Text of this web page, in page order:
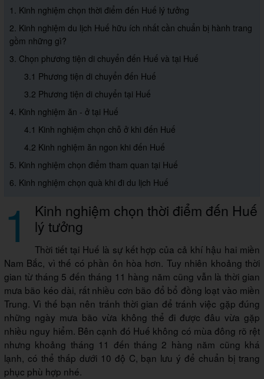
1. Kinh nghiệm chọn thời điểm đến Huế lý tưởng
2. Kinh nghiệm du lịch Huế hữu ích nhất cần chuẩn bị hành trang
gồm những gì?
3. Chọn phương tiện di chuyển đến Huế và tại Huế
3.1 Phương tiện di chuyển đến Huế
3.2 Phương tiện di chuyển tại Huế
4. Kinh nghiệm ăn - ở tại Huế
4.1 Kinh nghiệm chọn chỗ ở khi đến Huế
4.2 Kinh nghiệm ăn ngon khi đến Huế
5. Kinh nghiệm chọn điểm tham quan tại Huế
6. Kinh nghiệm chọn quà khi đi du lịch Huế
1 Kinh nghiệm chọn thời điểm đến Huế
lý tưởng
Thời tiết tại Huế là sự kết hợp của cả khí hậu hai miền
Nam Bắc, vì thế có phần ôn hòa hơn. Tuy nhiên khoảng thời
gian từ tháng 5 đến tháng 11 hàng năm cũng vẫn là thời gian
mưa bão kéo dài, rất nhiều cơn bão đổ bổ đồng loạt vào miền
Trung. Vì thế bạn nên tránh thời gian để tránh việc gặp đúng
những ngày mưa bão vừa không thể đi được đâu vừa gặp
nhiều nguy hiểm. Bên cạnh đó Huế không có mùa đông rõ rệt
nhưng khoảng tháng 11 đến tháng 2 hàng năm cũng khá
lạnh, có thể thấp dưới 10 độ C, bạn lưu ý để chuẩn bị trang
phục phù hợp nhé.